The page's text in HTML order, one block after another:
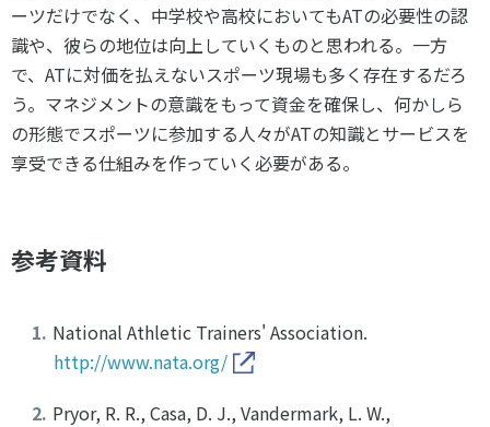
ーツだけでなく、中学校や高校においてもATの必要性の認
識や、彼らの地位は向上していくものと思われる。一方
で、ATに対価を払えないスポーツ現場も多く存在するだろ
う。マネジメントの意識をもって資金を確保し、何かしら
の形態でスポーツに参加する人々がATの知識とサービスを
享受できる仕組みを作っていく必要がある。
参考資料
National Athletic Trainers' Association.
http://www.nata.org/
Pryor, R. R., Casa, D. J., Vandermark, L. W.,